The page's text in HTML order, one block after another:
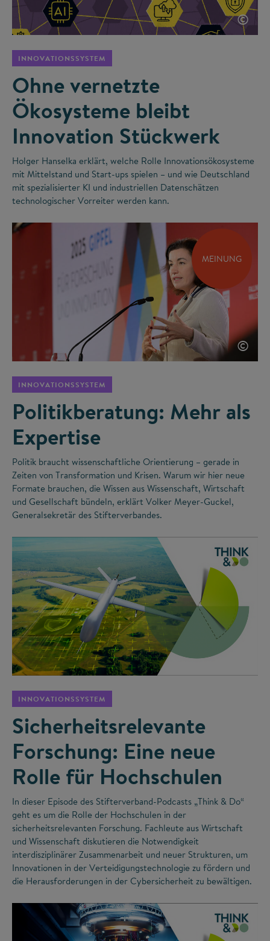
©
INNOVATIONSSYSTEM
Ohne vernetzte
Ökosysteme bleibt
Innovation Stückwerk
Holger Hanselka erklärt, welche Rolle Innovationsökosysteme
mit Mittelstand und Start-ups spielen – und wie Deutschland
mit spezialisierter KI und industriellen Datenschätzen
technologischer Vorreiter werden kann.
MEINUNG
©
INNOVATIONSSYSTEM
Politikberatung: Mehr als
Expertise
Politik braucht wissenschaftliche Orientierung – gerade in
Zeiten von Transformation und Krisen. Warum wir hier neue
Formate brauchen, die Wissen aus Wissenschaft, Wirtschaft
und Gesellschaft bündeln, erklärt Volker Meyer-Guckel,
Generalsekretär des Stifterverbandes.
INNOVATIONSSYSTEM
Sicherheitsrelevante
Forschung: Eine neue
Rolle für Hochschulen
In dieser Episode des Stifterverband-Podcasts „Think & Do“
geht es um die Rolle der Hochschulen in der
sicherheitsrelevanten Forschung. Fachleute aus Wirtschaft
und Wissenschaft diskutieren die Notwendigkeit
interdisziplinärer Zusammenarbeit und neuer Strukturen, um
Innovationen in der Verteidigungstechnologie zu fördern und
die Herausforderungen in der Cybersicherheit zu bewältigen.